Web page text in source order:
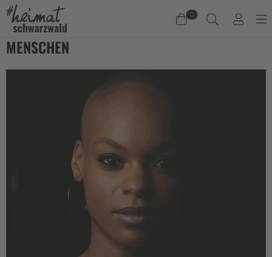
0
Es befinden sich keine Produkte im Warenkorb.
Jetzt einkaufen
MENSCHEN